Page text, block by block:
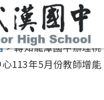
>轉知龍潭國中辦理桃
113年5月份教師增能